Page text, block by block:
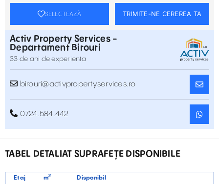
SELECTEAZĂ TRIMITE-NE CEREREA TA
Activ Property Services -
Departament Birouri
33 de ani de experienta
birouri@activpropertyservices.ro
0724.584.442
TABEL DETALIAT SUPRAFEȚE DISPONIBILE
Etaj m2 Disponibil